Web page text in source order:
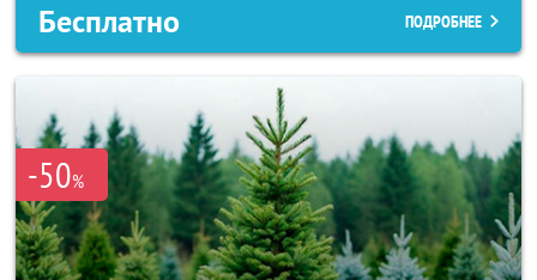
Бесплатно ПОДРОБНЕЕ
-50%